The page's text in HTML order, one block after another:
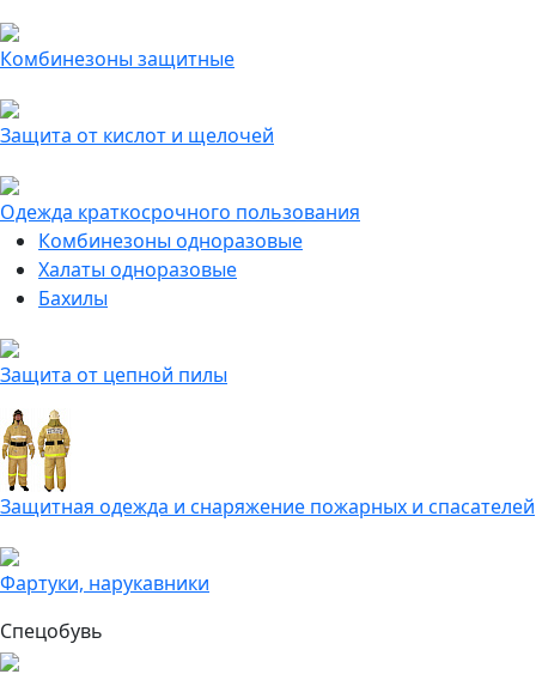
Комбинезоны защитные
Защита от кислот и щелочей
Одежда краткосрочного пользования
Комбинезоны одноразовые
Халаты одноразовые
Бахилы
Защита от цепной пилы
Защитная одежда и снаряжение пожарных и спасателей
Фартуки, нарукавники
Спецобувь